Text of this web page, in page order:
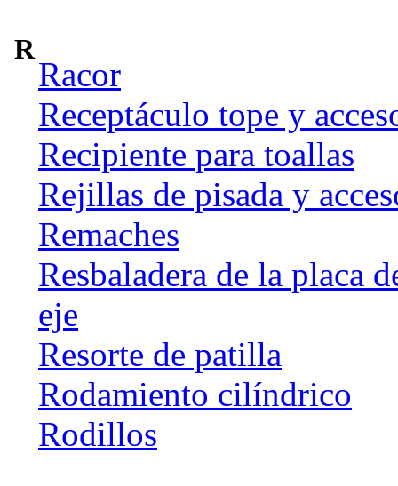
R
Racor
Receptáculo tope y
Recipiente para toallas
Rejillas de pisada y
Remaches
Resbaladera de la placa
eje
Resorte de patilla
Rodamiento cilíndrico
Rodillos